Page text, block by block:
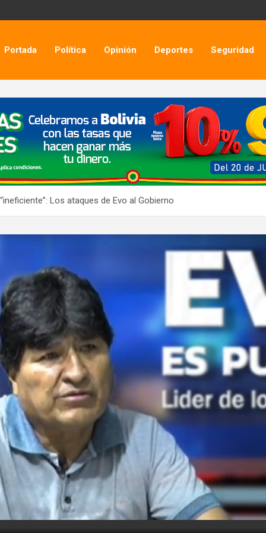
Portada Política Opinión Deportes Seguridad
Los ataques de Evo al Gobierno